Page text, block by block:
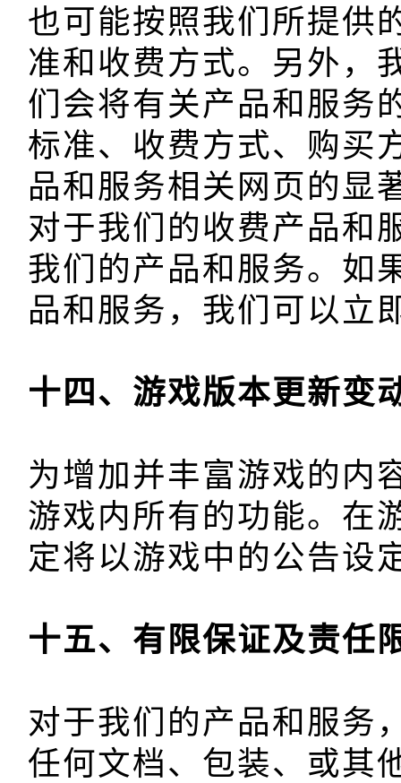
也可能按照我们所提供
准和收费方式。另外，
们会将有关产品和服务
标准、收费方式、购买
品和服务相关网页的显
对于我们的收费产品和
我们的产品和服务。如
为增加并丰富游戏的内
游戏内所有的功能。在
对于我们的产品和服务
任何文档、包装、或其